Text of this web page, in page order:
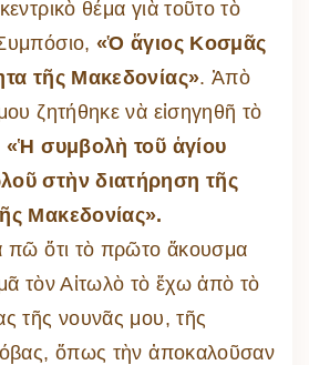
θέμα γιὰ τοῦτο τὸ
«Ὁ ἅγιος Κοσμᾶς
τῆς Μακεδονίας». Ἀπὸ
ζητήθηκε νὰ εἰσηγηθῆ τὸ
«Ἡ συμβολὴ τοῦ ἁγίου
στὴν διατήρηση τῆς
Μακεδονίας».
ὅτι τὸ πρῶτο ἄκουσμα
τὸν Αἰτωλὸ τὸ ἔχω ἀπὸ τὸ
τῆς νουνᾶς μου, τῆς
ὅπως τὴν ἀποκαλοῦσαν